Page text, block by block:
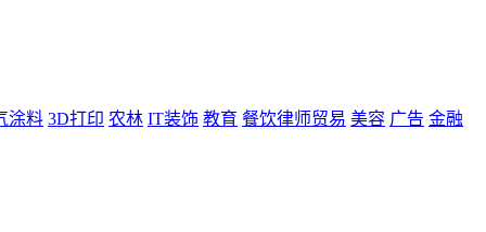
涂料 3D打印 农林 IT装饰 教育 餐饮律师贸易 美容 广告 金融